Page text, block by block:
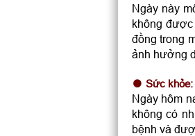
Ngày này
không
đồng trong
ảnh hưởng
Sức khỏe:
Ngày hôm
không có
bệnh và